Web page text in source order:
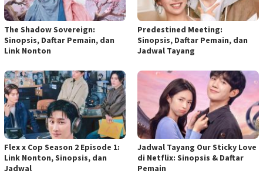
The Shadow Sovereign:
Sinopsis, Daftar Pemain, dan
Link Nonton
Predestined Meeting:
Sinopsis, Daftar Pemain, dan
Jadwal Tayang
Flex x Cop Season 2 Episode 1:
Link Nonton, Sinopsis, dan
Jadwal
Jadwal Tayang Our Sticky Love
di Netflix: Sinopsis & Daftar
Pemain